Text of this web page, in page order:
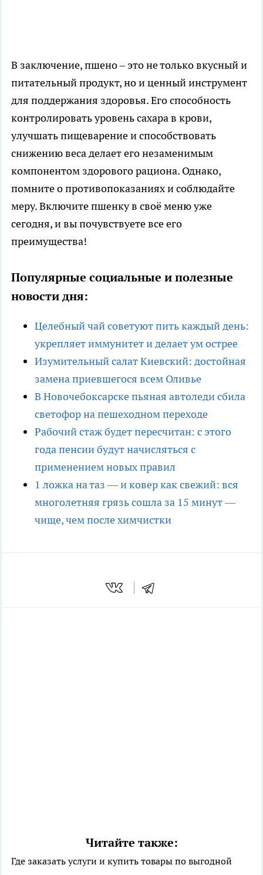
В заключение, пшено – это не только вкусный и
питательный продукт, но и ценный инструмент
для поддержания здоровья. Его способность
контролировать уровень сахара в крови,
улучшать пищеварение и способствовать
снижению веса делает его незаменимым
компонентом здорового рациона. Однако,
помните о противопоказаниях и соблюдайте
меру. Включите пшенку в своё меню уже
сегодня, и вы почувствуете все его
преимущества!
Популярные социальные и полезные
новости дня:
Целебный чай советуют пить каждый день:
укрепляет иммунитет и делает ум острее
Изумительный салат Киевский: достойная
замена приевшегося всем Оливье
В Новочебоксарске пьяная автоледи сбила
светофор на пешеходном переходе
Рабочий стаж будет пересчитан: с этого
года пенсии будут начисляться с
применением новых правил
1 ложка на таз — и ковер как свежий: вся
многолетняя грязь сошла за 15 минут —
чище, чем после химчистки
Читайте также:
Где заказать услуги и купить товары по выгодной